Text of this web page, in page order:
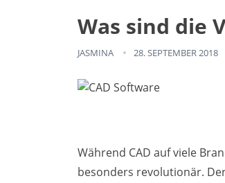
Was sind die
JASMINA 28. SEPTEMBER 2018
Während CAD auf viele
besonders revolutionär.